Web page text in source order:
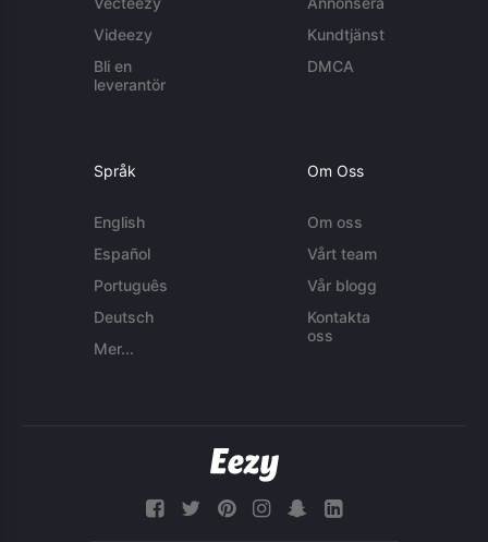
Videezy
Bli en
leverantör
Kundtjänst
DMCA
Språk
English
Español
Português
Deutsch
Mer...
Om Oss
Om oss
Vårt team
Vår blogg
Kontakta
oss